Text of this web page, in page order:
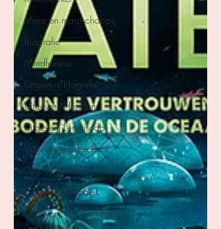
Mens en maatschappij
Biografie
Mindfulness
Uitgeverij Hogrefe
Uitgeverij Horizon
Uitgeverij Lemniscaat
Uitgeverij Luistereffect
Uitgeverij Moon
Uitgeverij Mozaïek
Uitgeverij Van Holkema
& Warendorf